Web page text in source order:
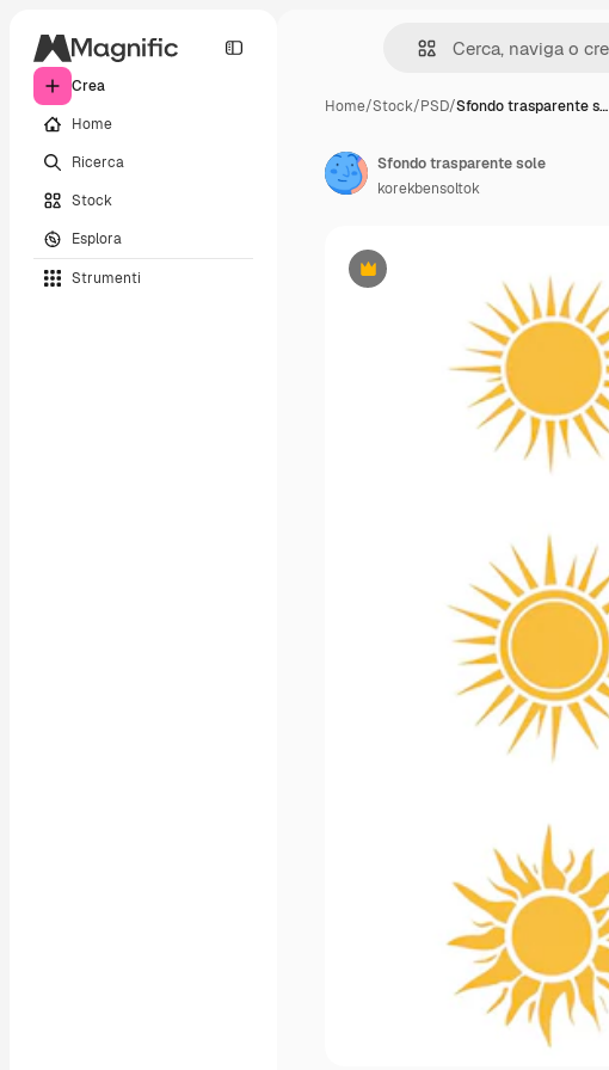
Crea
Home
Ricerca
Stock
Esplora
Strumenti
Home/Stock/PSD/Sfondo trasparente s…
Premium
Sfondo trasparente sole
korekbensoltok